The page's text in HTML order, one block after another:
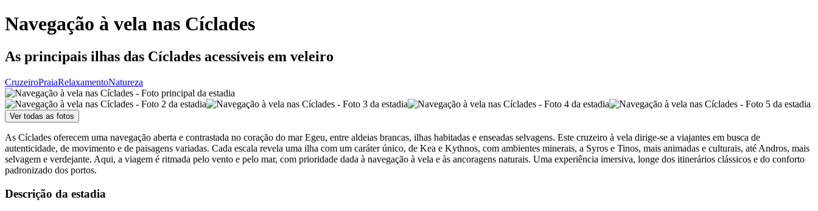
Navegação à vela nas Cíclades
As principais ilhas das Cíclades acessíveis em veleiro
CruzeiroPraiaRelaxamentoNatureza
Ver todas as fotos
As Cíclades oferecem uma navegação aberta e contrastada no coração do mar Egeu, entre aldeias brancas, ilhas habitadas e enseadas selvagens. Este cruzeiro à vela dirige-se a viajantes em busca de
autenticidade, de movimento e de paisagens variadas. Cada escala revela uma ilha com um caráter único, de Kea e Kythnos, com ambientes minerais, a Syros e Tinos, mais animadas e culturais, até Andros, mais
selvagem e verdejante. Aqui, a viagem é ritmada pelo vento e pelo mar, com prioridade dada à navegação à vela e às ancoragens naturais. Uma experiência imersiva, longe dos itinerários clássicos e do conforto
padronizado dos portos.
Descrição da estadia